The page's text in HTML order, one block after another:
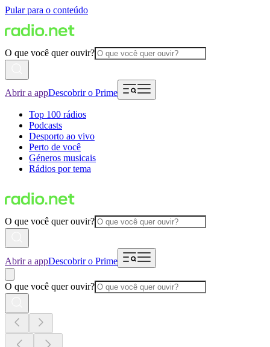
Pular para o conteúdo
O que você quer ouvir?
Abrir a appDescobrir o Prime
Top 100 rádios
Podcasts
Desporto ao vivo
Perto de você
Géneros musicais
Rádios por tema
O que você quer ouvir?
Abrir a appDescobrir o Prime
O que você quer ouvir?